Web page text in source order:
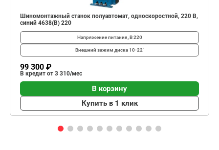
Шиномонтажный станок полуавтомат, односкоростной, 220 В,
синий 4638(B) 220
Напряжение питания, В220
Внешний зажим диска10-22"
99 300 ₽
В кредит от 3 310/мес
В корзину
Купить в 1 клик